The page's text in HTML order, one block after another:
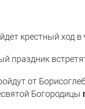
крестный ход
праздник
от
Богородицы